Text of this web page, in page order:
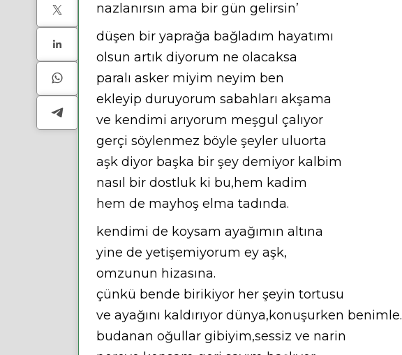
nazlanırsın ama bir gün gelirsin’
düşen bir yaprağa bağladım hayatımı
olsun artık diyorum ne olacaksa
paralı asker miyim neyim ben
ekleyip duruyorum sabahları akşama
ve kendimi arıyorum meşgul çalıyor
gerçi söylenmez böyle şeyler uluorta
aşk diyor başka bir şey demiyor kalbim
nasıl bir dostluk ki bu,hem kadim
hem de mayhoş elma tadında.
kendimi de koysam ayağımın altına
yine de yetişemiyorum ey aşk,
omzunun hizasına.
çünkü bende birikiyor her şeyin tortusu
ve ayağını kaldırıyor dünya,konuşurken benimle.
budanan oğullar gibiyim,sessiz ve narin